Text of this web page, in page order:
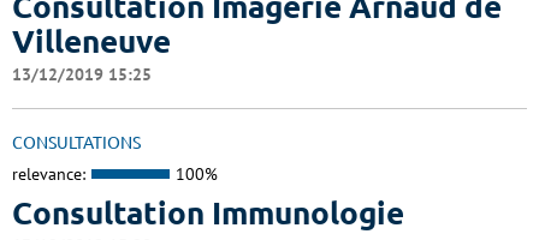
Villeneuve
13/12/2019 15:25
CONSULTATIONS
relevance: 100%
Consultation Immunologie